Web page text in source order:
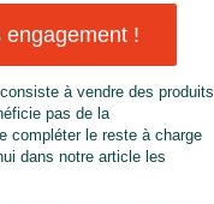
!
à vendre des produits
pas de la
compléter le reste à charge
dans notre article les